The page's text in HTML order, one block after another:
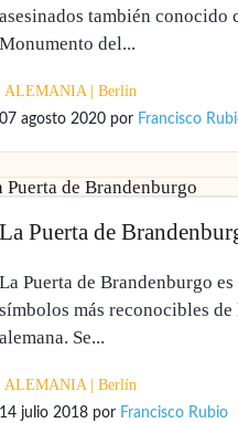
asesinados también conocido
Monumento del...
ALEMANIA| Berlín
07 agosto 2020 por Francisco
La Puerta de
La Puerta de Brandenburgo
símbolos más reconocibles
alemana. Se...
ALEMANIA| Berlín
14 julio 2018 por Francisco Rubio